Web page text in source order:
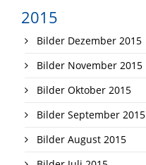
2015
Bilder Dezember 2015
Bilder November 2015
Bilder Oktober 2015
Bilder September 2015
Bilder August 2015